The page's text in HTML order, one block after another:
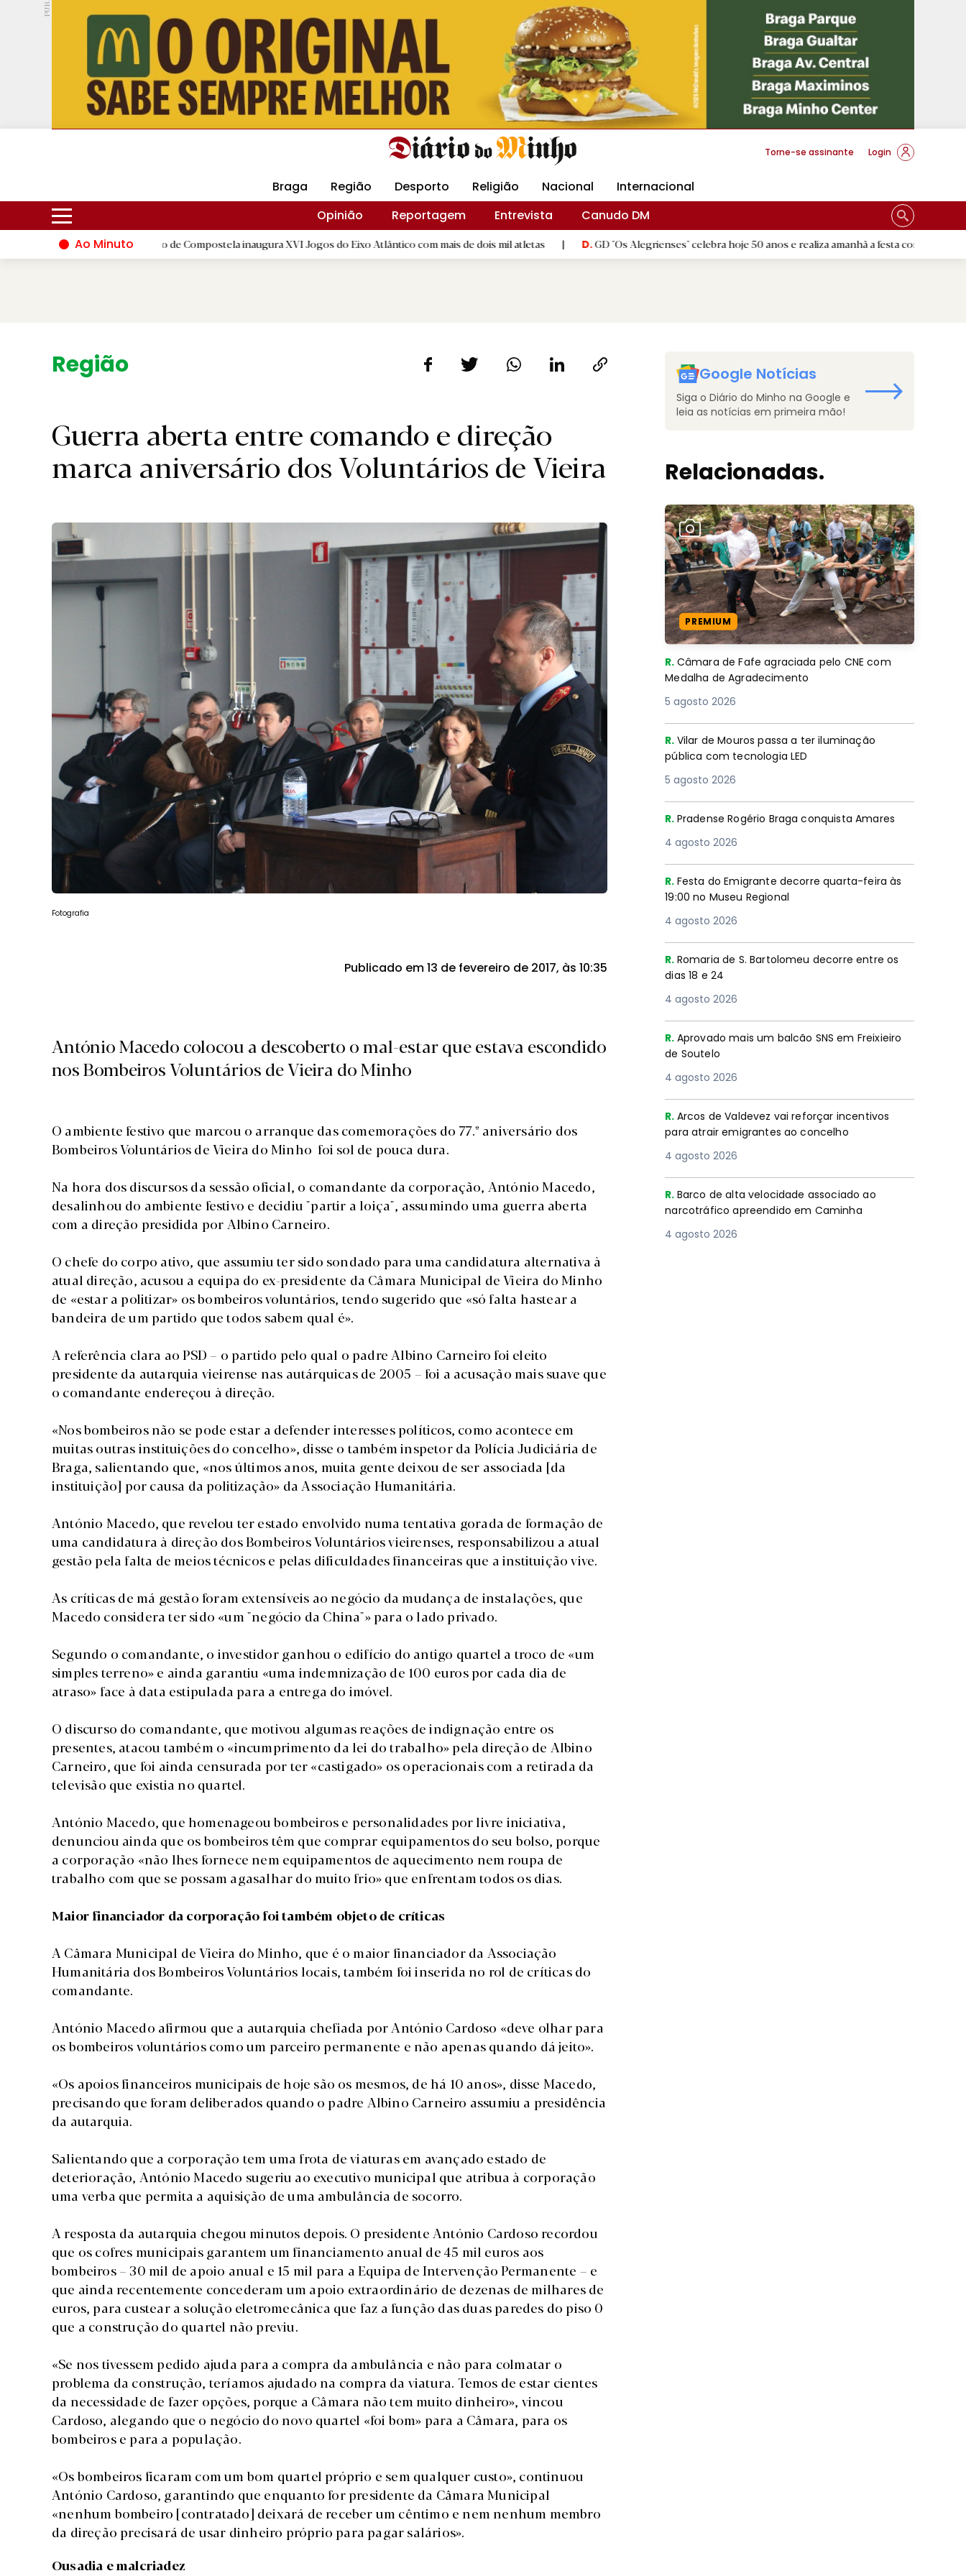
PUB.
Hoje 16ºC 30ºC DMtv Revista Minha Gráfica DM Livraria DM Arquidiocese Braga
Torne-se assinante Login
Braga Região Desporto Religião Nacional
Internacional
Opinião
Reportagem Entrevista
Canudo DM
Ao Minuto
D.Santiago de Compostela inaugura XVI Jogos do Eixo Atlântico com mais de dois mil atletas | D.GD "Os Alegrienses" celebra hoje 50 anos e realiza amanhã a festa comemorativa
Região.
Guerra aberta entre comando e direção
marca aniversário dos Voluntários de Vieira
Fotografia
Publicado em 13 de fevereiro de 2017, às 10:35
António Macedo colocou a descoberto o mal-estar que estava escondido
nos Bombeiros Voluntários de Vieira do Minho
O ambiente festivo que marcou o arranque das comemorações do 77.º aniversário dos
Bombeiros Voluntários de Vieira do Minho foi sol de pouca dura.
Na hora dos discursos da sessão oficial, o comandante da corporação, António Macedo,
desalinhou do ambiente festivo e decidiu "partir a loiça", assumindo uma guerra aberta
com a direção presidida por Albino Carneiro.
O chefe do corpo ativo, que assumiu ter sido sondado para uma candidatura alternativa à
atual direção, acusou a equipa do ex-presidente da Câmara Municipal de Vieira do Minho
de «estar a politizar» os bombeiros voluntários, tendo sugerido que «só falta hastear a
bandeira de um partido que todos sabem qual é».
A referência clara ao PSD – o partido pelo qual o padre Albino Carneiro foi eleito
presidente da autarquia vieirense nas autárquicas de 2005 – foi a acusação mais suave que
o comandante endereçou à direção.
«Nos bombeiros não se pode estar a defender interesses políticos, como acontece em
muitas outras instituições do concelho», disse o também inspetor da Polícia Judiciária de
Braga, salientando que, «nos últimos anos, muita gente deixou de ser associada [da
instituição] por causa da politização» da Associação Humanitária.
António Macedo, que revelou ter estado envolvido numa tentativa gorada de formação de
uma candidatura à direção dos Bombeiros Voluntários vieirenses, responsabilizou a atual
gestão pela falta de meios técnicos e pelas dificuldades financeiras que a instituição vive.
As críticas de má gestão foram extensíveis ao negócio da mudança de instalações, que
Macedo considera ter sido «um "negócio da China"» para o lado privado.
Segundo o comandante, o investidor ganhou o edifício do antigo quartel a troco de «um
simples terreno» e ainda garantiu «uma indemnização de 100 euros por cada dia de
atraso» face à data estipulada para a entrega do imóvel.
O discurso do comandante, que motivou algumas reações de indignação entre os
presentes, atacou também o «incumprimento da lei do trabalho» pela direção de Albino
Carneiro, que foi ainda censurada por ter «castigado» os operacionais com a retirada da
televisão que existia no quartel.
António Macedo, que homenageou bombeiros e personalidades por livre iniciativa,
denunciou ainda que os bombeiros têm que comprar equipamentos do seu bolso, porque
a corporação «não lhes fornece nem equipamentos de aquecimento nem roupa de
trabalho com que se possam agasalhar do muito frio» que enfrentam todos os dias.
Maior financiador da corporação foi também objeto de críticas
A Câmara Municipal de Vieira do Minho, que é o maior financiador da Associação
Humanitária dos Bombeiros Voluntários locais, também foi inserida no rol de críticas do
comandante.
António Macedo afirmou que a autarquia chefiada por António Cardoso «deve olhar para
os bombeiros voluntários como um parceiro permanente e não apenas quando dá jeito».
«Os apoios financeiros municipais de hoje são os mesmos, de há 10 anos», disse Macedo,
precisando que foram deliberados quando o padre Albino Carneiro assumiu a presidência
da autarquia.
Salientando que a corporação tem uma frota de viaturas em avançado estado de
deterioração, António Macedo sugeriu ao executivo municipal que atribua à corporação
uma verba que permita a aquisição de uma ambulância de socorro.
A resposta da autarquia chegou minutos depois. O presidente António Cardoso recordou
que os cofres municipais garantem um financiamento anual de 45 mil euros aos
bombeiros – 30 mil de apoio anual e 15 mil para a Equipa de Intervenção Permanente – e
que ainda recentemente concederam um apoio extraordinário de dezenas de milhares de
euros, para custear a solução eletromecânica que faz a função das duas paredes do piso 0
que a construção do quartel não previu.
«Se nos tivessem pedido ajuda para a compra da ambulância e não para colmatar o
problema da construção, teríamos ajudado na compra da viatura. Temos de estar cientes
da necessidade de fazer opções, porque a Câmara não tem muito dinheiro», vincou
Cardoso, alegando que o negócio do novo quartel «foi bom» para a Câmara, para os
bombeiros e para a população.
«Os bombeiros ficaram com um bom quartel próprio e sem qualquer custo», continuou
António Cardoso, garantindo que enquanto for presidente da Câmara Municipal
«nenhum bombeiro [contratado] deixará de receber um cêntimo e nem nenhum membro
da direção precisará de usar dinheiro próprio para pagar salários».
Ousadia e malcriadez
Google Notícias
Siga o Diário do Minho na Google e
leia as notícias em primeira mão!
Relacionadas.
PREMIUM
R. Câmara de Fafe agraciada pelo CNE com
Medalha de Agradecimento
5 agosto 2026
R. Vilar de Mouros passa a ter iluminação
pública com tecnologia LED
5 agosto 2026
R. Pradense Rogério Braga conquista Amares
4 agosto 2026
R. Festa do Emigrante decorre quarta-feira às
19:00 no Museu Regional
4 agosto 2026
R. Romaria de S. Bartolomeu decorre entre os
dias 18 e 24
4 agosto 2026
R. Aprovado mais um balcão SNS em Freixieiro
de Soutelo
4 agosto 2026
R. Arcos de Valdevez vai reforçar incentivos
para atrair emigrantes ao concelho
4 agosto 2026
R. Barco de alta velocidade associado ao
narcotráfico apreendido em Caminha
4 agosto 2026